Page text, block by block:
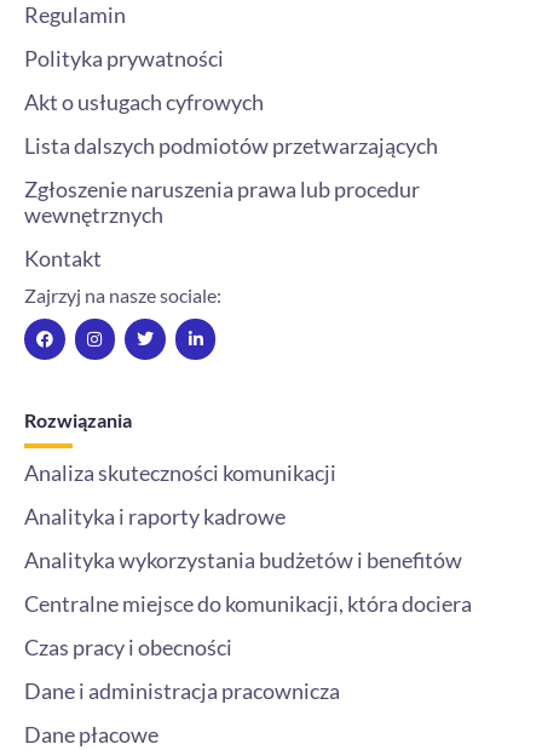
Regulamin
Polityka prywatności
Akt o usługach cyfrowych
Lista dalszych podmiotów przetwarzających
Zgłoszenie naruszenia prawa lub procedur
wewnętrznych
Kontakt
Zajrzyj na nasze sociale:
F
a
c
o
k
I
n
s
r
T
w
i
L
i
n
-
i
Rozwiązania
Analiza skuteczności komunikacji
Analityka i raporty kadrowe
Analityka wykorzystania budżetów i benefitów
Centralne miejsce do komunikacji, która dociera
Czas pracy i obecności
Dane i administracja pracownicza
Dane płacowe